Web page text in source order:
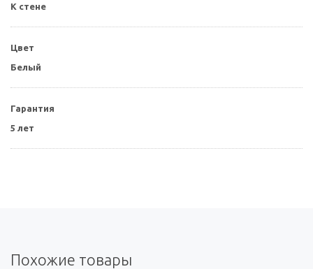
К стене
Цвет
Белый
Гарантия
5 лет
Похожие товары